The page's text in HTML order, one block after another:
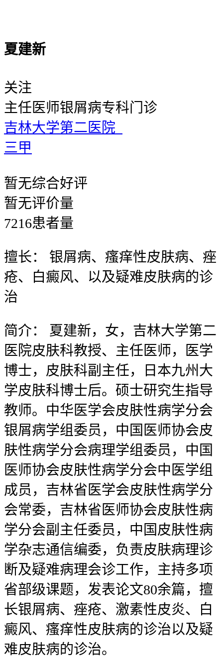
夏建新
关注
主任医师银屑病专科门诊
吉林大学第二医院
三甲
暂无综合好评
暂无评价量
7216患者量
擅长：
银屑病、瘙痒性皮肤病、痤
疮、白癜风、以及疑难皮肤病的诊
治
简介：
夏建新，女，吉林大学第二
医院皮肤科教授、主任医师，医学
博士，皮肤科副主任，日本九州大
学皮肤科博士后。硕士研究生指导
教师。中华医学会皮肤性病学分会
银屑病学组委员，中国医师协会皮
肤性病学分会病理学组委员，中国
医师协会皮肤性病学分会中医学组
成员，吉林省医学会皮肤性病学分
会常委，吉林省医师协会皮肤性病
学分会副主任委员，中国皮肤性病
学杂志通信编委，负责皮肤病理诊
断及疑难病理会诊工作，主持多项
省部级课题，发表论文80余篇，擅
长银屑病、痤疮、激素性皮炎、白
癜风、瘙痒性皮肤病的诊治以及疑
难皮肤病的诊治。